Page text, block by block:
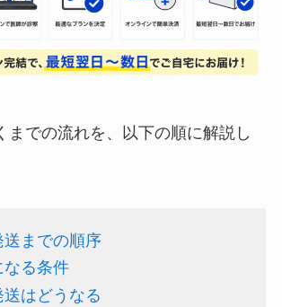
までの流れを、以下の順に解説し
送までの順序
なる条件
はどうなる